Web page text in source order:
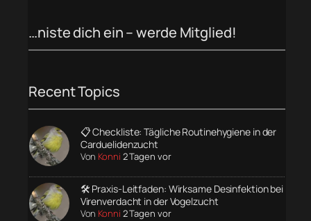
…niste dich ein – werde Mitglied!
Recent Topics
📋 Checkliste: Tägliche Routinehygiene in der
Carduelidenzucht
Von Konni 2 Tagen vor
🛠️ Praxis-Leitfaden: Wirksame Desinfektion bei
Virenverdacht in der Vogelzucht
Von Konni 2 Tagen vor